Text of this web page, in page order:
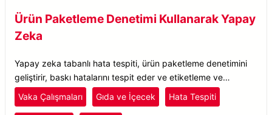
Ürün Paketleme Denetimi Kullanarak Yapay
Zeka
Yapay zeka tabanlı hata tespiti, ürün paketleme denetimini
geliştirir, baskı hatalarını tespit eder ve etiketleme ve
paketlemede tutarlı kalite kontrolü sağlar.
Vaka Çalışmaları Gıda ve İçecek Hata Tespiti